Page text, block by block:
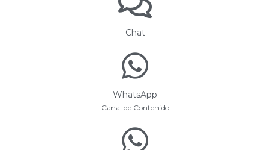
Chat
WhatsApp
Canal de Contenido